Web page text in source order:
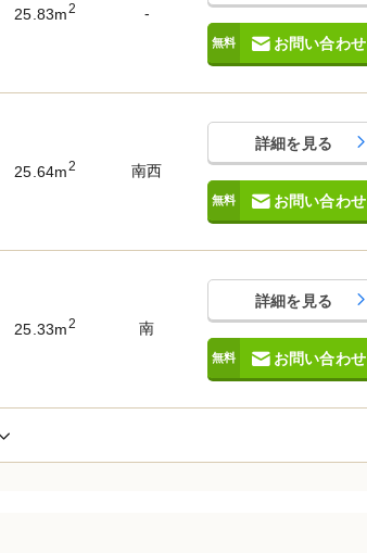
25.83m2 -
お問い合わせ
25.64m2 南西
詳細を見る
お問い合わせ
25.33m2 南
詳細を見る
お問い合わせ